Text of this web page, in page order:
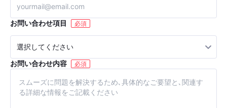
お問い合わせ項目 必須
お問い合わせ内容 必須